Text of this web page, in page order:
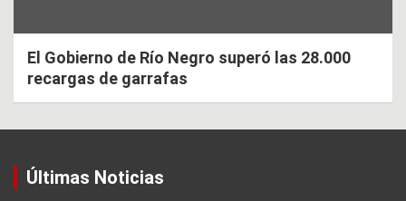
El Gobierno de Río Negro superó las 28.000
recargas de garrafas
Últimas Noticias